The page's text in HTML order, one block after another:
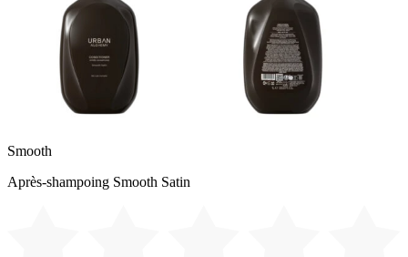
Smooth
Après-shampoing Smooth Satin